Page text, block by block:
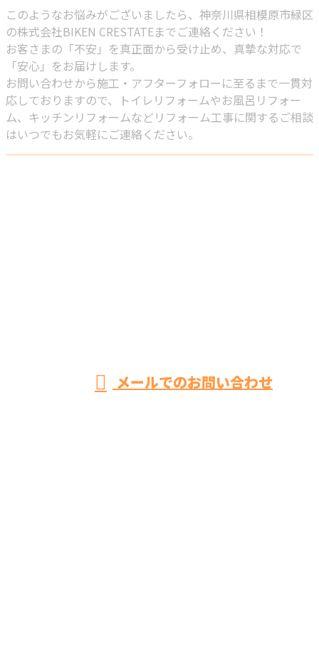
このようなお悩みがございましたら、神奈川県相模原市緑区
の株式会社BIKEN CRESTATEまでご連絡ください！
お客さまの「不安」を真正面から受け止め、真摯な対応で
「安心」をお届けします。
お問い合わせから施工・アフターフォローに至るまで一貫対
応しておりますので、トイレリフォームやお風呂リフォー
ム、キッチンリフォームなどリフォーム工事に関するご相談
はいつでもお気軽にご連絡ください。
メールでのお問い合わせ